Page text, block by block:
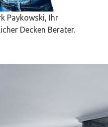
Paykowski, Ihr
Decken Berater.